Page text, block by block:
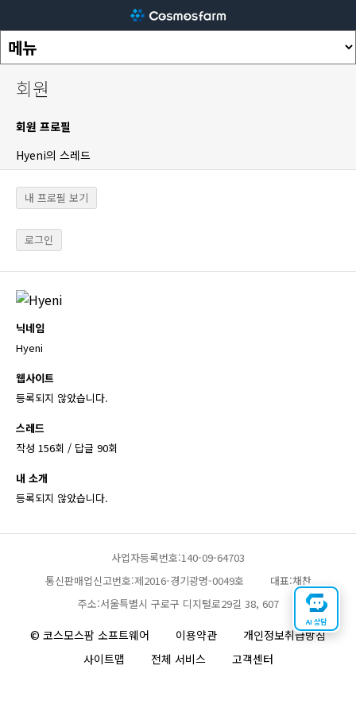
회원
회원 프로필
Hyeni의 스레드
내 프로필 보기
로그인
닉네임
Hyeni
웹사이트
등록되지 않았습니다.
스레드
작성 156회 / 답글 90회
내 소개
등록되지 않았습니다.
사업자등록번호:140-09-64703
통신판매업신고번호:제2016-경기광명-0049호
대표:채찬
주소:서울특별시 구로구 디지털로29길 38, 607
© 코스모스팜 소프트웨어 이용약관
개인정보취급방침
사이트맵
전체 서비스 고객센터
AI 상담